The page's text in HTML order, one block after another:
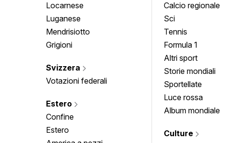
Locarnese
Luganese
Mendrisiotto
Grigioni
Svizzera
Votazioni federali
Estero
Confine
Estero
Calcio regionale
Sci
Tennis
Formula 1
Altri sport
Storie mondiali
Sportellate
Luce rossa
Album mondiale
Culture